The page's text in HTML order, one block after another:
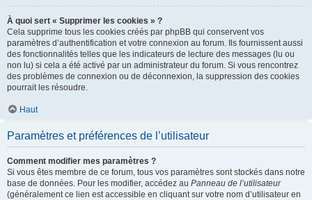
À quoi sert « Supprimer les cookies » ?
Cela supprime tous les cookies créés par phpBB qui conservent vos
paramètres d’authentification et votre connexion au forum. Ils fournissent aussi
des fonctionnalités telles que les indicateurs de lecture des messages (lu ou
non lu) si cela a été activé par un administrateur du forum. Si vous rencontrez
des problèmes de connexion ou de déconnexion, la suppression des cookies
pourrait les résoudre.
Haut
Paramètres et préférences de l’utilisateur
Comment modifier mes paramètres ?
Si vous êtes membre de ce forum, tous vos paramètres sont stockés dans notre
base de données. Pour les modifier, accédez au Panneau de l’utilisateur
(généralement ce lien est accessible en cliquant sur votre nom d’utilisateur en